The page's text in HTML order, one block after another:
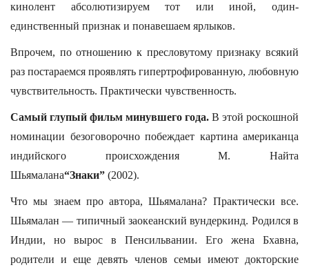
кинолент абсолютизируем тот или иной, один-
единственный признак и понавешаем ярлыков.
Впрочем, по отношению к пресловутому признаку всякий
раз постараемся проявлять гипертрофированную, любовную
чувствительность. Практически чувственность.
Самый глупый фильм минувшего года. В этой роскошной
номинации безоговорочно побеждает картина американца
индийского происхождения М. Найта
Шьямалана“Знаки” (2002).
Что мы знаем про автора, Шьямалана? Практически все.
Шьямалан — типичный заокеанский вундеркинд. Родился в
Индии, но вырос в Пенсильвании. Его жена Бхавна,
родители и еще девять членов семьи имеют докторские